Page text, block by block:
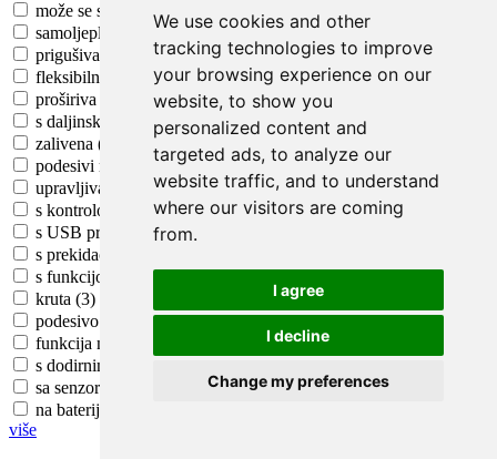
We use cookies and other
tracking technologies to improve
your browsing experience on our
website, to show you
personalized content and
targeted ads, to analyze our
website traffic, and to understand
where our visitors are coming
from.
I agree
I decline
Change my preferences
može se skratiti (251)
samoljepljiva (219)
prigušivanje (153)
fleksibilna (133)
proširiva (49)
s daljinskim upravljačem (40)
zalivena (29)
podesivi modovi svjetla (28)
upravljiva aplikacijom (16)
s kontrolom glazbe (14)
s USB priključkom (10)
s prekidačem (7)
s funkcijom timera (4)
kruta (3)
podesivo trajanje svijetljenja (3)
funkcija memorije (2)
s dodirnim prekidačem (2)
sa senzorom za polumrak (2)
na baterije (1)
više